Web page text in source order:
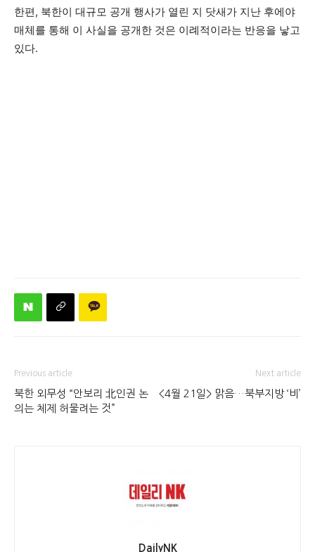
한편, 북한이 대규모 공개 행사가 열린 지 닷새가 지난 후에야
매체를 통해 이 사실을 공개한 것은 이례적이라는 반응을 낳고
있다.
Previous article
북한 외무성 “안보리 北인권 논
의는 체제 허물려는 것”
Next article
<4월 21일> 맑음…북부지방 ‘비’
DailyNK